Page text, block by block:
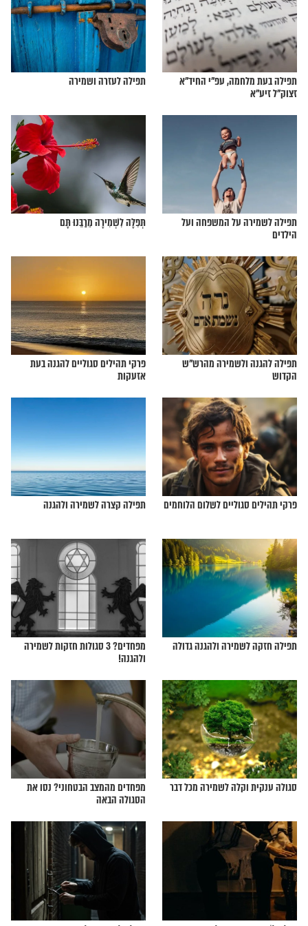
להצלה ושמירה מכל תפילה עוצמתית לשלום חיילי ישראל
עפ"י החיד"א תפילה לעזרה ושמירה
על המשפחה ועל תְּפִלָּה לִשְׁמִירָה מֵרַבֵּנוּ תָּם
מהרש"ש
פרקי תהילים סגוליים להגנה בעת
אזעקות
לשלום הלוחמים תפילה קצרה לשמירה ולהגנה